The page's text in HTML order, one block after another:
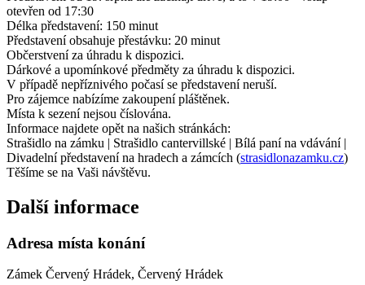
otevřen od 17:30
Délka představení: 150 minut
Představení obsahuje přestávku: 20 minut
Občerstvení za úhradu k dispozici.
Dárkové a upomínkové předměty za úhradu k dispozici.
V případě nepříznivého počasí se představení neruší.
Pro zájemce nabízíme zakoupení pláštěnek.
Místa k sezení nejsou číslována.
Informace najdete opět na našich stránkách:
Strašidlo na zámku | Strašidlo cantervillské | Bílá paní na vdávání |
Divadelní představení na hradech a zámcích (strasidlonazamku.cz)
Těšíme se na Vaši návštěvu.
Další informace
Adresa místa konání
Zámek Červený Hrádek, Červený Hrádek